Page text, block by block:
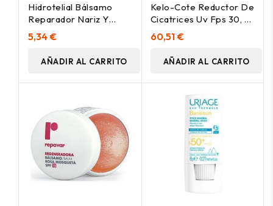
Hidrotelial Bálsamo
Reparador Nariz Y
Labios Spf15+ 10Ml
5,34 €
AÑADIR AL CARRITO
Kelo-Cote Reductor De
Cicatrices Uv Fps 30, 15
G
60,51 €
AÑADIR AL CARRITO